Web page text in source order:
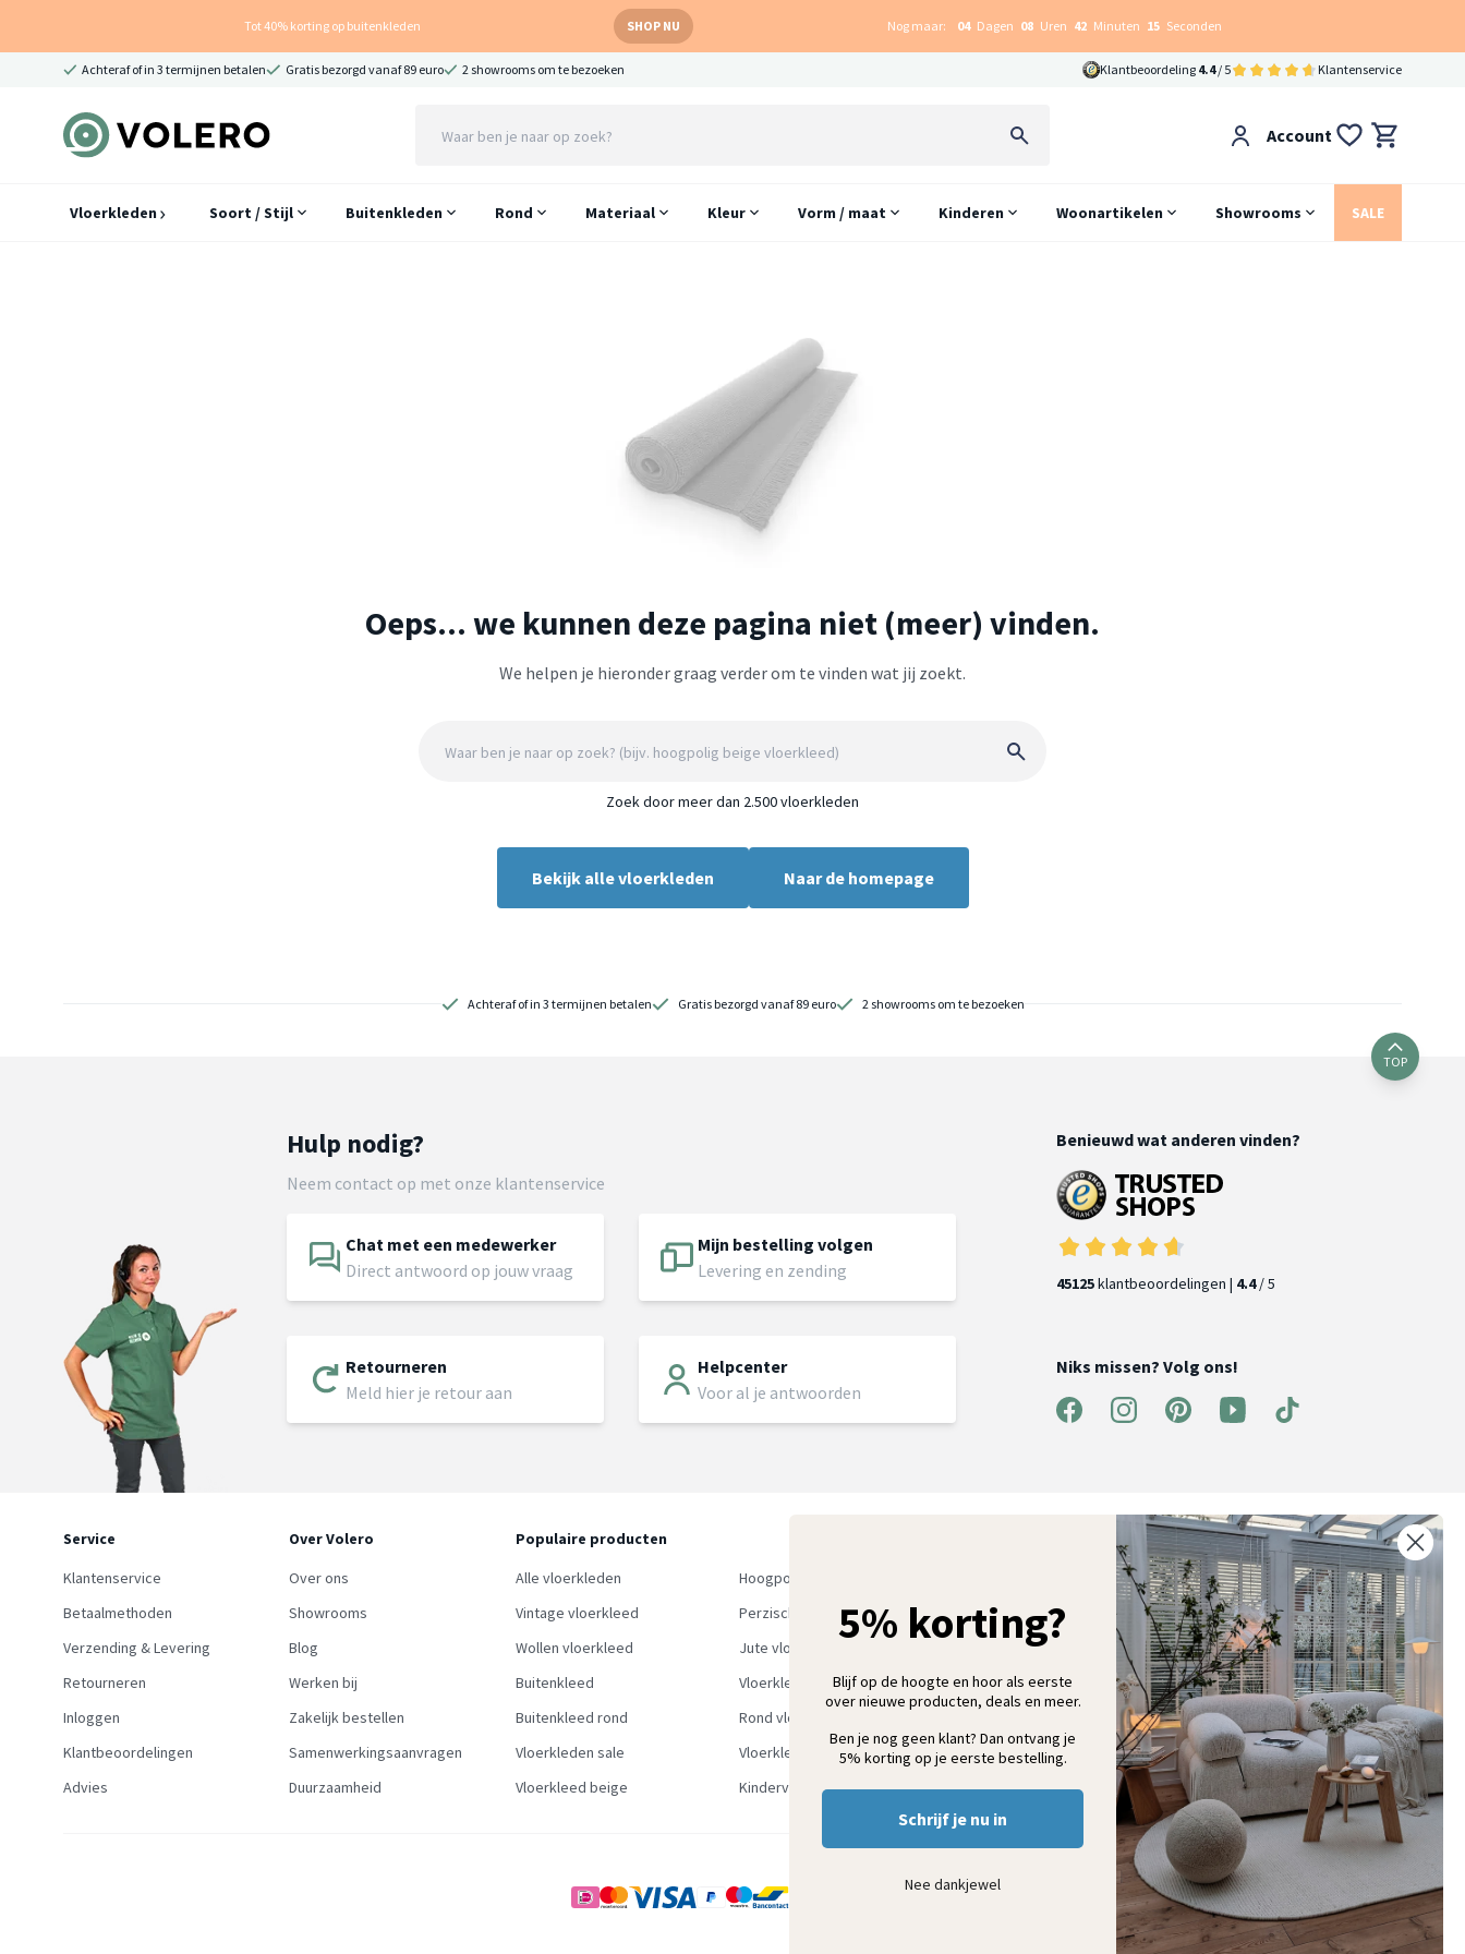
Tot 40% korting op buitenkleden SHOP NU Nog maar: 04 Dagen 08 Uren 42 Minuten 15 Seconden
Achteraf of in 3 termijnen betalen Gratis bezorgd vanaf 89 euro 2 showrooms om te bezoeken Klantbeoordeling 4.4/ 5 Klantenservice
Account
Vloerkleden Soort / Stijl Buitenkleden Rond Materiaal Kleur Vorm / maat Kinderen Woonartikelen Showrooms SALE
Oeps... we kunnen deze pagina niet (meer) vinden.
We helpen je hieronder graag verder om te vinden wat jij zoekt.
Zoek door meer dan 2.500 vloerkleden
Bekijk alle vloerkleden Naar de homepage
Achteraf of in 3 termijnen betalen Gratis bezorgd vanaf 89 euro 2 showrooms om te bezoeken
TOP
Hulp nodig?
Neem contact op met onze klantenservice
Chat met een medewerker
Direct antwoord op jouw vraag
Mijn bestelling volgen
Levering en zending
Retourneren
Meld hier je retour aan
Helpcenter
Voor al je antwoorden
Benieuwd wat anderen vinden?
45125klantbeoordelingen | 4.4/ 5
Niks missen? Volg ons!
Service
Klantenservice
Betaalmethoden
Verzending & Levering
Retourneren
Inloggen
Klantbeoordelingen
Advies
Over Volero
Over ons
Showrooms
Blog
Werken bij
Zakelijk bestellen
Samenwerkingsaanvragen
Duurzaamheid
Populaire producten
Alle vloerkleden
Hoogpolig vloerkleed
Vintage vloerkleed
Perzisch tapijt
Wollen vloerkleed
Jute vloerkleed
Buitenkleed
Vloerkleed groen
Buitenkleed rond
Rond vloerkleed
Vloerkleden sale
Vloerkleden outlet
Vloerkleed beige
Kindervloerkleden
Ontvang 5% korting op je eerste bestelling
Schrijf je in voor onze nieuwsbrief en ontvang als eerste nieuwe
wooninspiratie, collecties en aanbiedingen
Aanmelden
5% korting?
Blijf op de hoogte en hoor als eerste
over nieuwe producten, deals en meer.
Ben je nog geen klant? Dan ontvang je
5% korting op je eerste bestelling.
Schrijf je nu in
Nee dankjewel